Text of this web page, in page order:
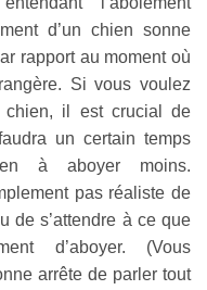
d’un chien sonne
rapport au moment où
Si vous voulez
chien, il est crucial de
un certain temps
à aboyer moins.
pas réaliste de
de s’attendre à ce que
d’aboyer. (Vous
arrête de parler tout